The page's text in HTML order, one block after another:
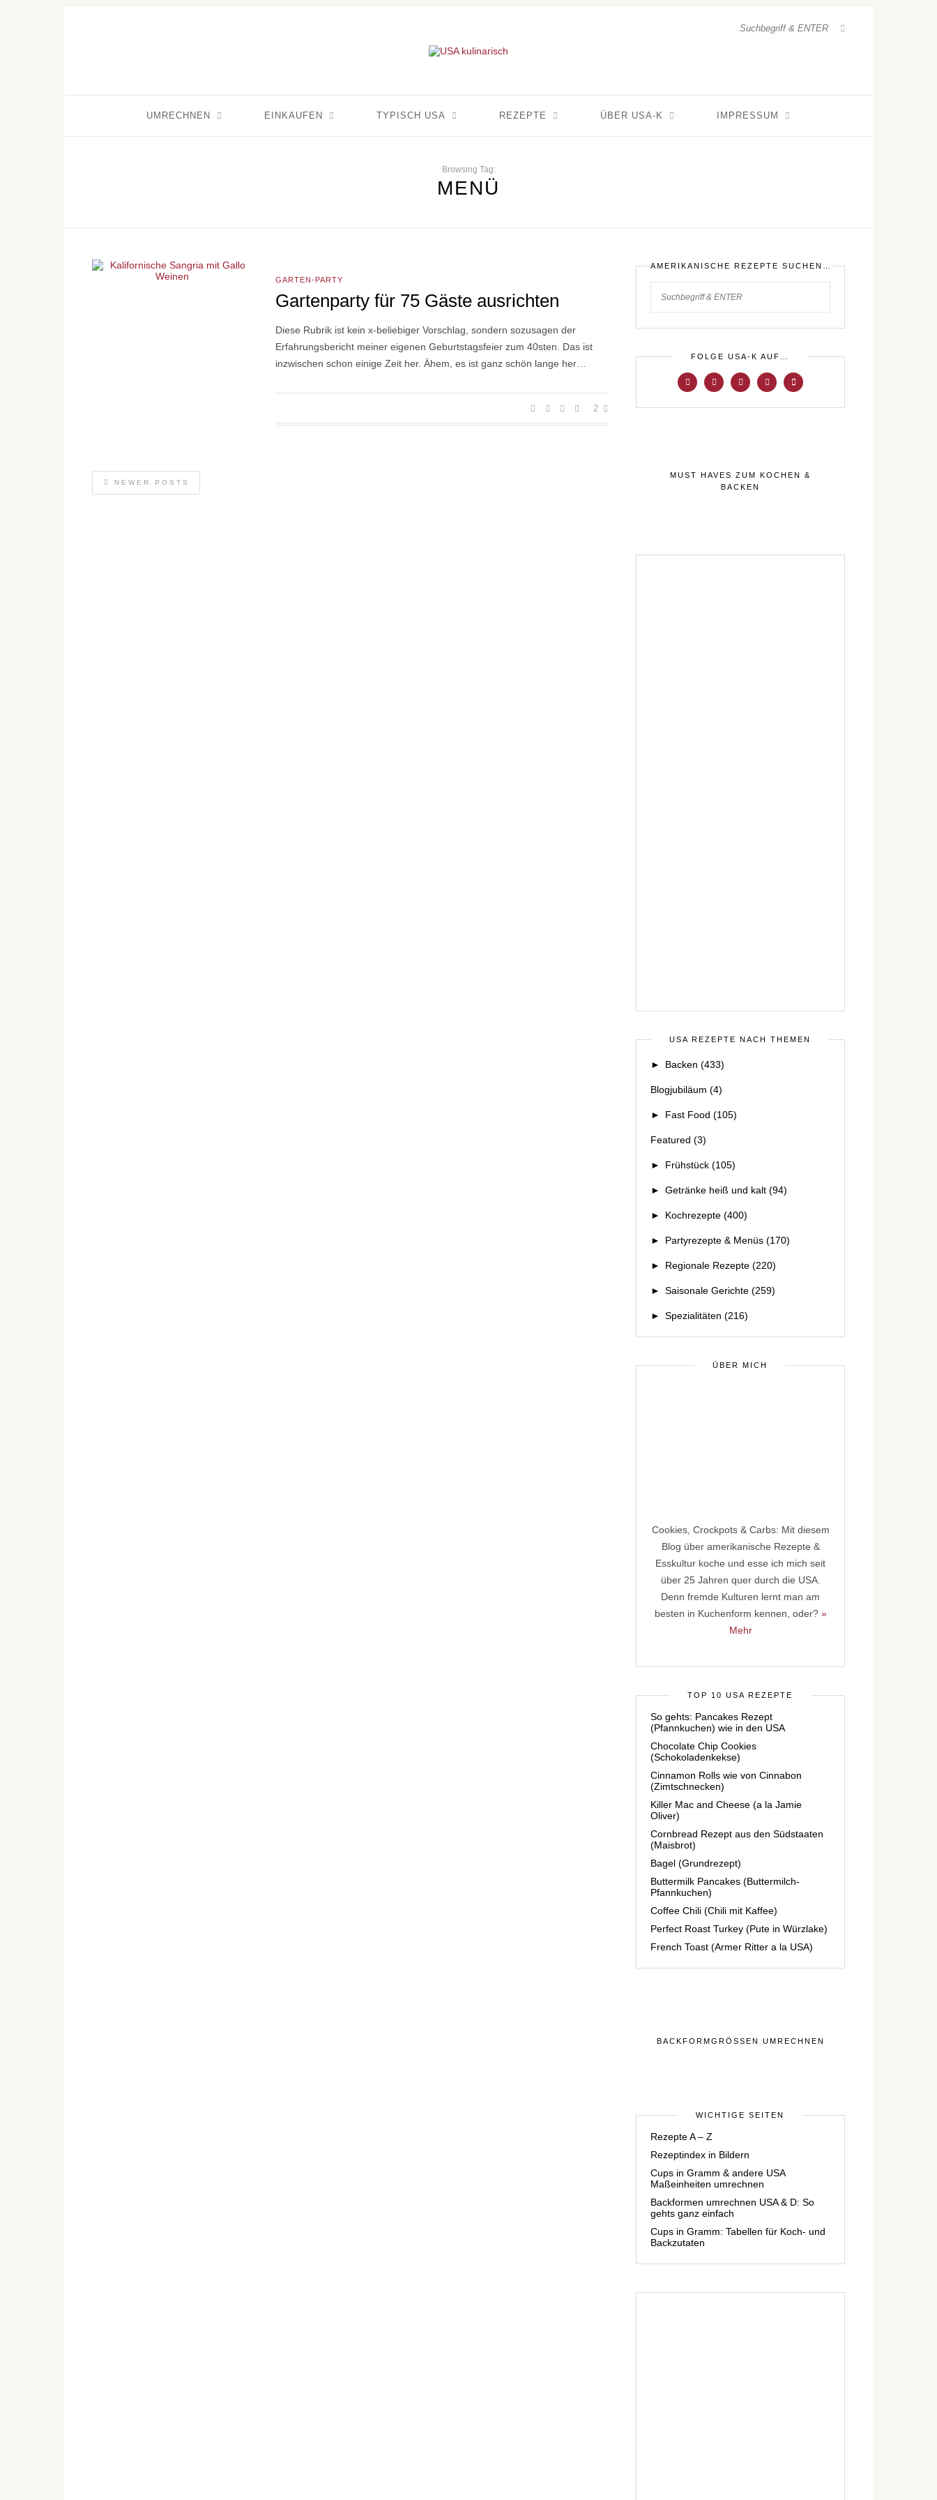
UMRECHNEN EINKAUFEN TYPISCH USA REZEPTE ÜBER USA-K IMPRESSUM
Browsing Tag:
MENÜ
GARTEN-PARTY
Gartenparty für 75 Gäste ausrichten
Diese Rubrik ist kein x-beliebiger Vorschlag, sondern sozusagen der
Erfahrungsbericht meiner eigenen Geburtstagsfeier zum 40sten. Das ist
inzwischen schon einige Zeit her. Ähem, es ist ganz schön lange her…
2
NEWER POSTS
AMERIKANISCHE REZEPTE SUCHEN…
FOLGE USA-K AUF…
MUST HAVES ZUM KOCHEN &
BACKEN
USA REZEPTE NACH THEMEN
► Backen (433)
Blogjubiläum (4)
► Fast Food (105)
Featured (3)
► Frühstück (105)
► Getränke heiß und kalt (94)
► Kochrezepte (400)
► Partyrezepte & Menüs (170)
► Regionale Rezepte (220)
► Saisonale Gerichte (259)
► Spezialitäten (216)
ÜBER MICH
Cookies, Crockpots & Carbs: Mit diesem
Blog über amerikanische Rezepte &
Esskultur koche und esse ich mich seit
über 25 Jahren quer durch die USA.
Denn fremde Kulturen lernt man am
besten in Kuchenform kennen, oder? »
Mehr
TOP 10 USA REZEPTE
So gehts: Pancakes Rezept
(Pfannkuchen) wie in den USA
Chocolate Chip Cookies
(Schokoladenkekse)
Cinnamon Rolls wie von Cinnabon
(Zimtschnecken)
Killer Mac and Cheese (a la Jamie
Oliver)
Cornbread Rezept aus den Südstaaten
(Maisbrot)
Bagel (Grundrezept)
Buttermilk Pancakes (Buttermilch-
Pfannkuchen)
Coffee Chili (Chili mit Kaffee)
Perfect Roast Turkey (Pute in Würzlake)
French Toast (Armer Ritter a la USA)
BACKFORMGRÖSSEN UMRECHNEN
WICHTIGE SEITEN
Rezepte A – Z
Rezeptindex in Bildern
Cups in Gramm & andere USA
Maßeinheiten umrechnen
Backformen umrechnen USA & D: So
gehts ganz einfach
Cups in Gramm: Tabellen für Koch- und
Backzutaten